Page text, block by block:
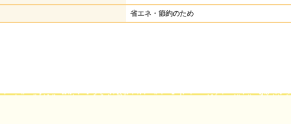
省エネ・節約のため